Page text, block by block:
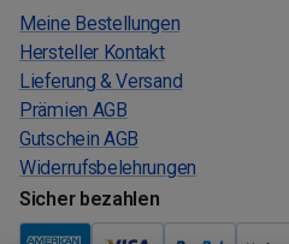
Meine Bestellungen
Hersteller Kontakt
Lieferung & Versand
Prämien AGB
Gutschein AGB
Widerrufsbelehrungen
Sicher bezahlen